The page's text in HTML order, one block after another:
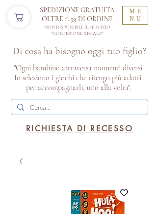
ME
NU
Di cosa ha bisogno oggi tuo figlio?
SPEDIZIONE GRATUITA
OLTRE € 59 DI ORDINE​
NON DISPONIBILE IL SERVIZIO
"CONFEZIONE REGALO"
"Ogni bambino attraversa momenti diversi.
Io seleziono i giochi che ritengo più adatti
per accompagnarli, uno alla volta".
RICHIESTA DI RECESSO